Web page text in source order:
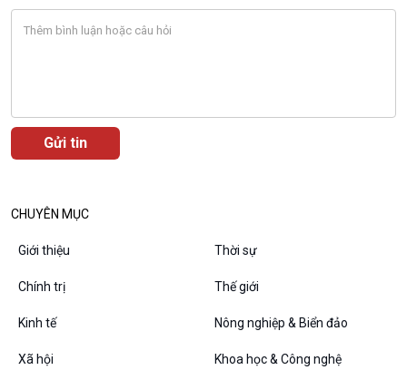
VOV1 đặc biệt
Chân dung cuộc sống
Các chương trình đặc biệt
CHUYÊN MỤC
Giới thiệu Thời sự
Chính trị Thế giới
Kinh tế Nông nghiệp & Biển đảo
Xã hội Khoa học & Công nghệ